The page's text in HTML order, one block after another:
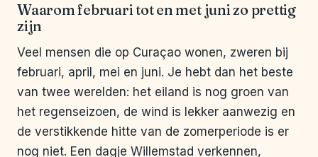
Waarom februari tot en met juni zo prettig
zijn
Veel mensen die op Curaçao wonen, zweren bij
februari, april, mei en juni. Je hebt dan het beste
van twee werelden: het eiland is nog groen van
het regenseizoen, de wind is lekker aanwezig en
de verstikkende hitte van de zomerperiode is er
nog niet. Een dagje Willemstad verkennen,